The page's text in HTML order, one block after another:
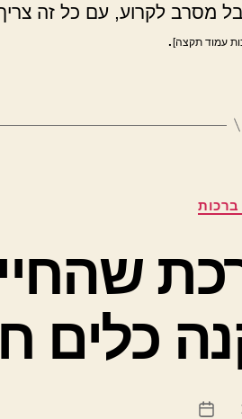
מסרב לקרוע, עם כל זה
עמוד תקצה]
ברכות
כלים
תאריך